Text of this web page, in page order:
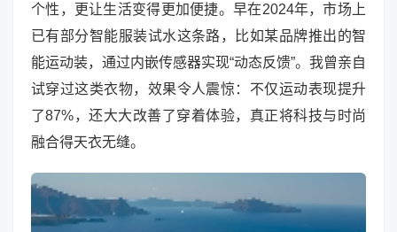
个性，更让生活变得更加便捷。早在2024年，市场上
已有部分智能服装试水这条路，比如某品牌推出的智
能运动装，通过内嵌传感器实现“动态反馈”。我曾亲自
试穿过这类衣物，效果令人震惊：不仅运动表现提升
了87%，还大大改善了穿着体验，真正将科技与时尚
融合得天衣无缝。